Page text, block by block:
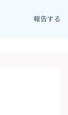
報告する